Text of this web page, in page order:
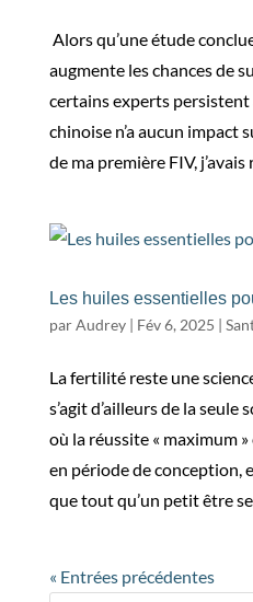
Alors qu’une étude
augmente les chances de
certains experts persistent
chinoise n’a aucun impact
de ma première FIV,
Les huiles essentielles
parAudrey| Fév 6, 2025 |
La fertilité reste une
s’agit d’ailleurs de la seule
où la réussite « maximum
en période de conception,
que tout qu’un petit être
« Entrées précédentes